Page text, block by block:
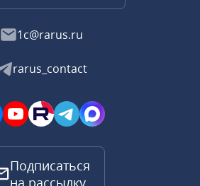
1c@rarus.ru
rarus_contact
Подписаться
на рассылку